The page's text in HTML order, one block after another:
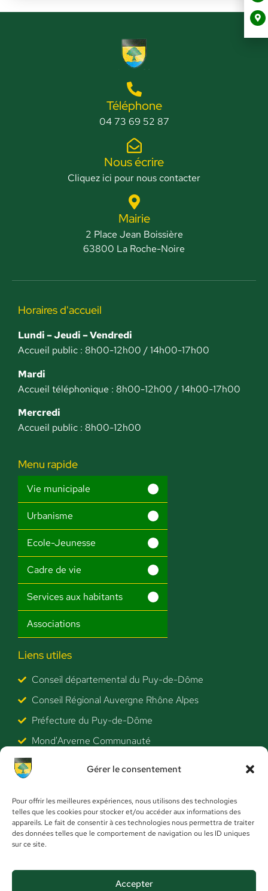
Gérer le consentement
Pour offrir les meilleures expériences, nous utilisons des technologies
telles que les cookies pour stocker et/ou accéder aux informations des
appareils. Le fait de consentir à ces technologies nous permettra de traiter
des données telles que le comportement de navigation ou les ID uniques
sur ce site.
Accepter
Téléphone
04 73 69 52 87
Nous écrire
Cliquez ici pour nous contacter
Mairie
2 Place Jean Boissière
63800 La Roche-Noire
Horaires d'accueil
Lundi – Jeudi – Vendredi
Accueil public : 8h00-12h00 / 14h00-17h00
Mardi
Accueil téléphonique : 8h00-12h00 / 14h00-17h00
Mercredi
Accueil public : 8h00-12h00
Menu rapide
Vie municipale
Urbanisme
Ecole-Jeunesse
Cadre de vie
Services aux habitants
Associations
Liens utiles
Conseil départemental du Puy-de-Dôme
Conseil Régional Auvergne Rhône Alpes
Préfecture du Puy-de-Dôme
Mond'Arverne Communauté
Clermont Auvergne Volcans (Tourisme)
SME Issoire (Eau potable)
ANTS
Actualités